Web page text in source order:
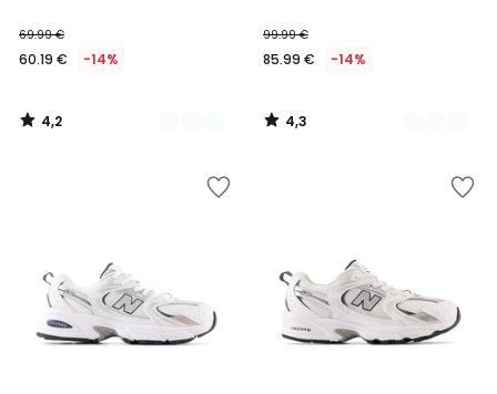
69.99 €
60.19 € -14%
4,2
/
99.99 €
85.99 € -14%
4,3
/